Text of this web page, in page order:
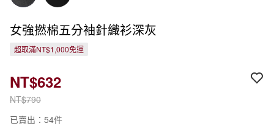
女強撚棉五分袖針織衫深灰
超取滿NT$1,000免運
NT$790
NT$632
已賣出：54件